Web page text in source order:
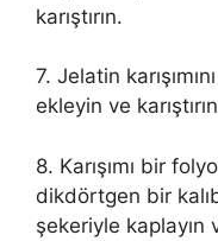
karıştırın.
7. Jelatin
ekleyin ve
8. Karışımı bir
dikdörtgen bir
şekeriyle kaplayın